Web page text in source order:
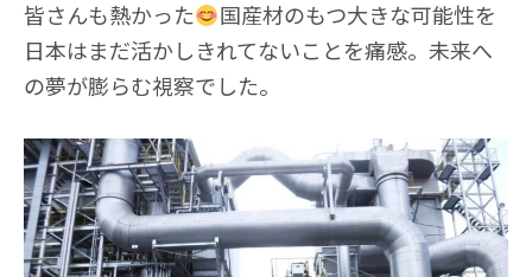
皆さんも熱かった
国産材のもつ大きな可能性を
日本はまだ活かしきれてないことを痛感。未来へ
の夢が膨らむ視察でした。